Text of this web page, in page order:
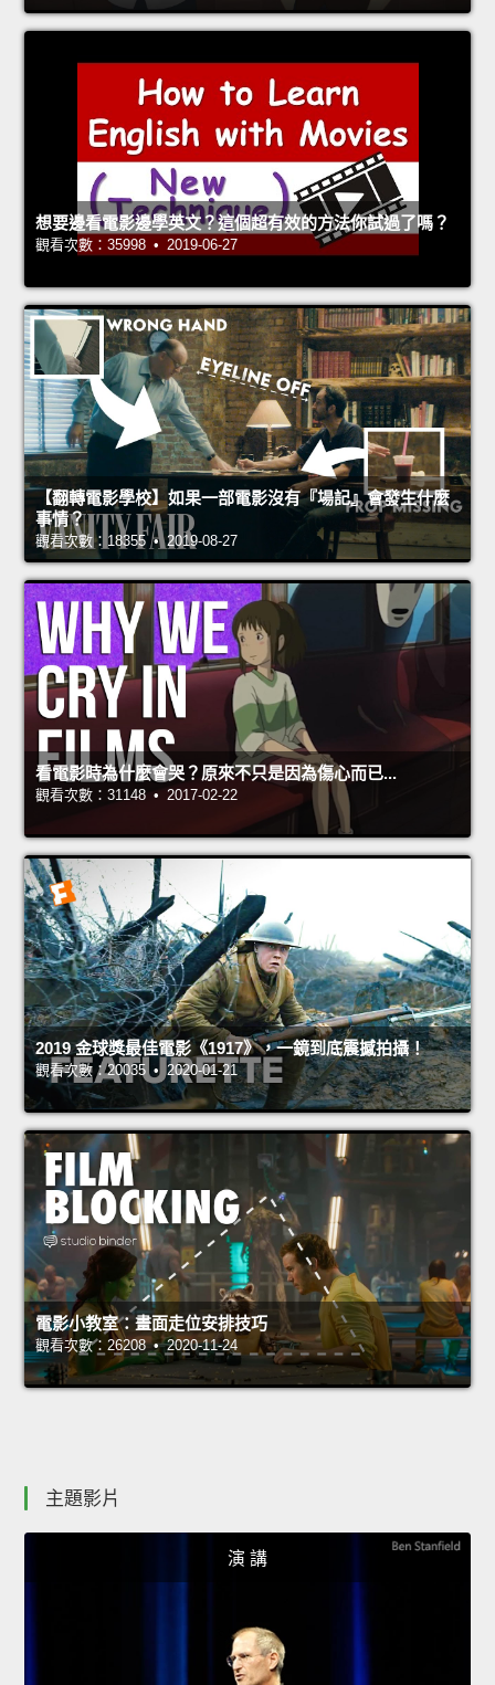
想要邊看電影邊學英文？這個超有效的方法你試過了嗎？
觀看次數：35998 • 2019-06-27
【翻轉電影學校】如果一部電影沒有『場記』會發生什麼
事情？
觀看次數：18355 • 2019-08-27
看電影時為什麼會哭？原來不只是因為傷心而已...
觀看次數：31148 • 2017-02-22
2019 金球獎最佳電影《1917》，一鏡到底震撼拍攝！
觀看次數：20035 • 2020-01-21
電影小教室：畫面走位安排技巧
觀看次數：26208 • 2020-11-24
主題影片
演 講